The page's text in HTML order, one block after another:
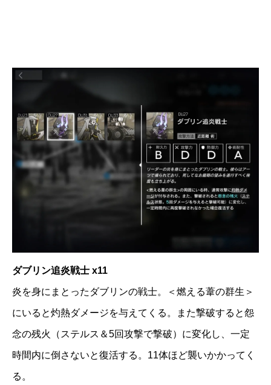
ダブリン追炎戦士 x11
炎を身にまとったダブリンの戦士。＜燃える葦の群生＞
にいると灼熱ダメージを与えてくる。また撃破すると怨
念の残火（ステルス＆5回攻撃で撃破）に変化し、一定
時間内に倒さないと復活する。11体ほど襲いかかってく
る。